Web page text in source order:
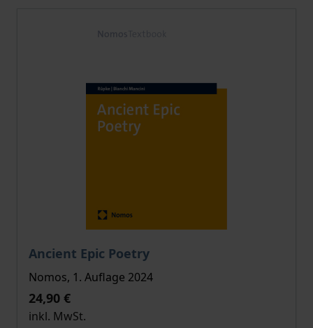
Ancient Epic Poetry
Der Preis dieses Titels richtet sich nach der
Nomos, 1. Auflage 2024
24,90 €
inkl. MwSt.